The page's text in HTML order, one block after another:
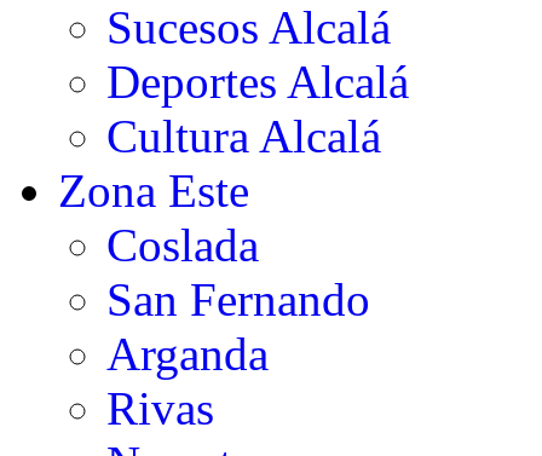
Sucesos Alcalá
Deportes Alcalá
Cultura Alcalá
Zona Este
Coslada
San Fernando
Arganda
Rivas